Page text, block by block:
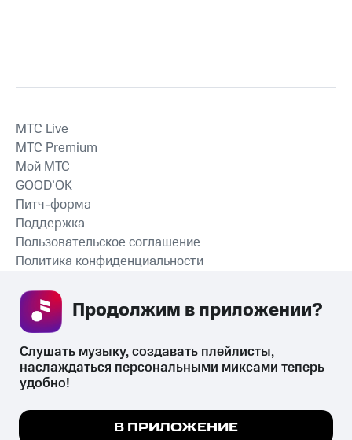
СКАЧАТЬ ПРИЛОЖЕНИЕ
MTС Live
MTС Premium
Мой МТС
GOOD’OK
Питч-форма
Поддержка
Пользовательское соглашение
Политика конфиденциальности
психотропных веществ, их аналогов причиняет вред здоровью,
их незаконный оборот запрещён и влечёт установленную
Мы используем куки, чтобы на сайте все
Слушать музыку, создавать плейлисты,
наслаждаться персональными миксами теперь
удобно!
В ПРИЛОЖЕНИЕ